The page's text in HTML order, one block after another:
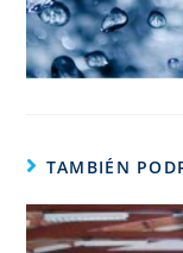
TAMBIÉN